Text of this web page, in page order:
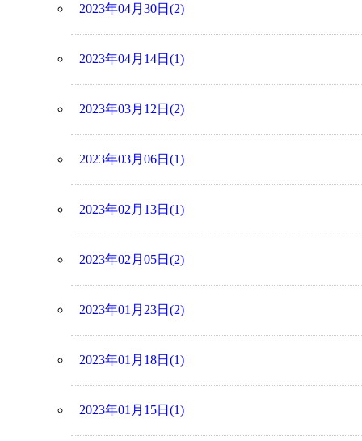
2023年04月30日(2)
2023年04月14日(1)
2023年03月12日(2)
2023年03月06日(1)
2023年02月13日(1)
2023年02月05日(2)
2023年01月23日(2)
2023年01月18日(1)
2023年01月15日(1)